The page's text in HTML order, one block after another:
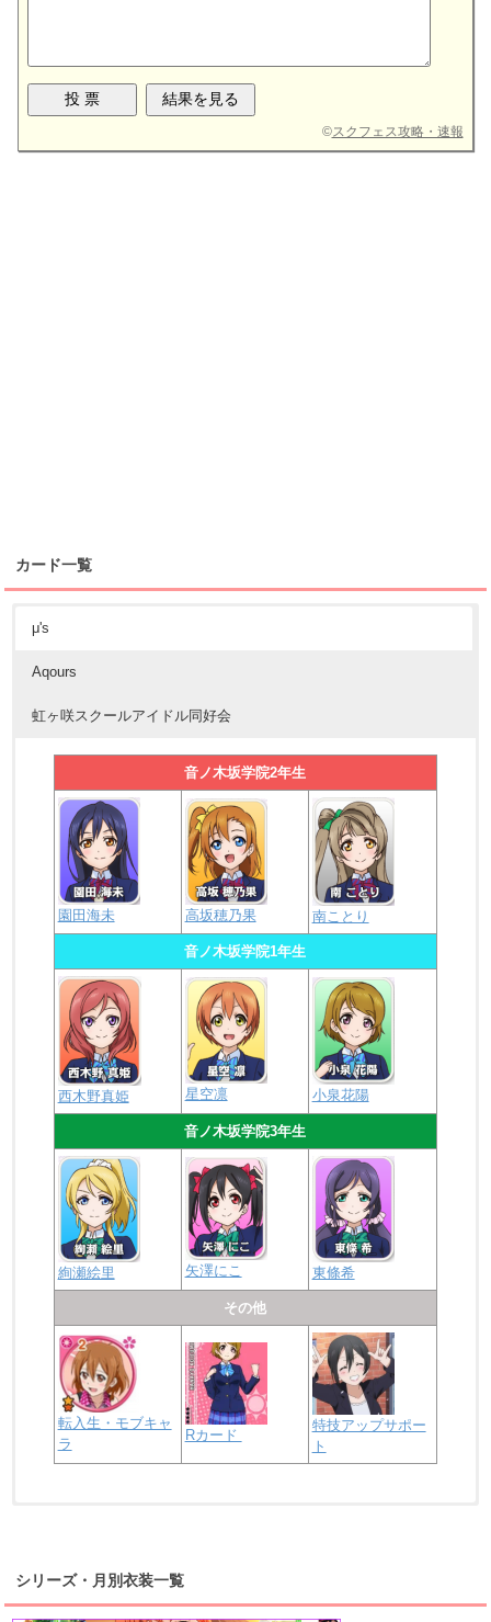
©スクフェス攻略・速報
カード一覧
μ's
Aqours
虹ヶ咲スクールアイドル同好会
音ノ木坂学院2年生
園田海未 高坂穂乃果 南ことり
音ノ木坂学院1年生
西木野真姫 星空凛 小泉花陽
音ノ木坂学院3年生
絢瀬絵里 矢澤にこ 東條希
その他
転入生・モブキャ
ラ
Rカード
特技アップサポー
ト
シリーズ・月別衣装一覧